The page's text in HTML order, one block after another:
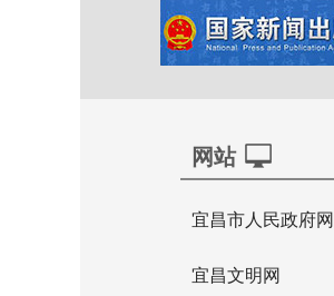
网站
宜昌市人民政府网
宜昌文明网